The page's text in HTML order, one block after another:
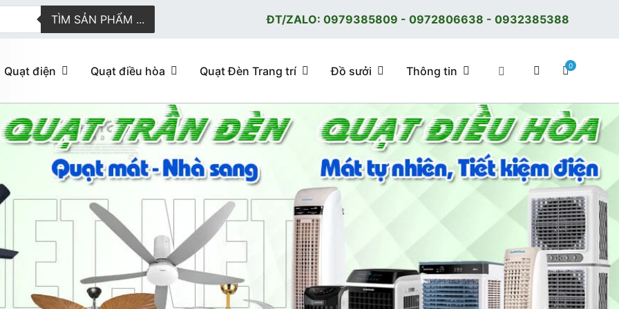
TÌM SẢN PHẨM ... ĐT/ZALO: 0979385809 - 0972806638 - 0932385388
tuyến giao hàng nhanh
hòa, quạt trần đèn trang trí, đèn trang trí chính Hãng, loại tốt, giá tốt, có F.reeShip tại Hà Nội
Quạt điện Quạt điều hòa Quạt Đèn Trang trí Đồ sưởi Thông tin 0